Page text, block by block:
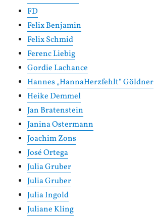
FD
Felix Benjamin
Felix Schmid
Ferenc Liebig
Gordie Lachance
Hannes „HannaHerzfehlt“ Göldner
Heike Demmel
Jan Bratenstein
Janina Ostermann
Joachim Zons
José Ortega
Julia Gruber
Julia Gruber
Julia Ingold
Juliane Kling